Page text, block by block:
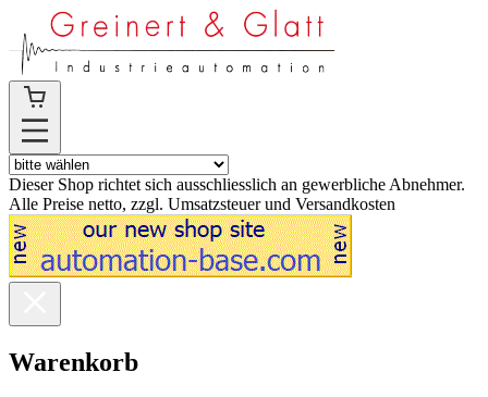
Dieser Shop richtet sich ausschliesslich an gewerbliche Abnehmer.
Alle Preise netto, zzgl. Umsatzsteuer und Versandkosten
Warenkorb